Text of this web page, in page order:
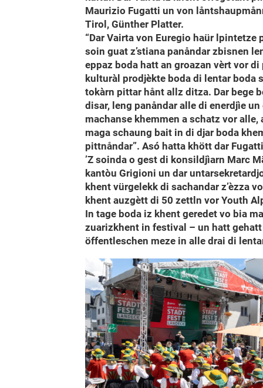
Maurizio Fugatti un von
Tirol, Günther Platter.
“Dar Vairta von Euregio haür
soin guat z’stiana panåndar zbisnen
eppaz boda hatt an groazan vèrt vor
kulturàl prodjèkte boda di lentar boda
tokàrn pittar hånt allz ditza. Dar bege
disar, leng panåndar alle di enerdjìe
machanse khemmen a schatz vor
maga schaung bait in di djar boda
pittnåndar”. Asó hatta khött dar
’Z soinda o gest di konsildjìarn Marc
kantòu Grigioni un dar
khent vürgelekk di sachandar z’èzza
khent auzgètt di 50 zettln vor Youth
In tage boda iz khent geredet vo bia
zuarizkhent in festival – un hatt
öffentleschen meze in alle drai di